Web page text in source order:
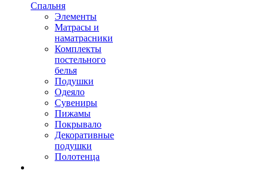
Спальня
Элементы
Матрасы и
наматрасники
Комплекты
постельного
белья
Подушки
Одеяло
Сувениры
Пижамы
Покрывало
Декоративные
подушки
Полотенца